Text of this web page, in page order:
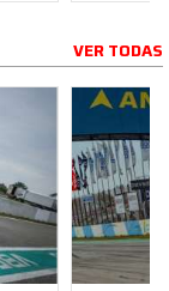
VER TODAS